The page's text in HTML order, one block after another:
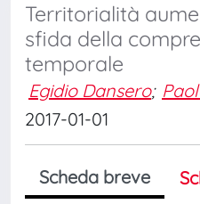
Territorialità
sfida della
temporale
Egidio Dansero;
2017-01-01
Scheda breve